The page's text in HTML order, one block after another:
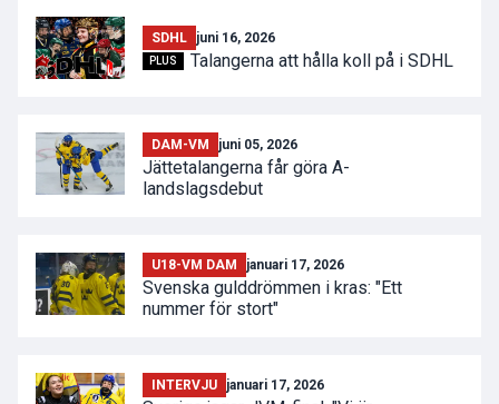
SDHL juni 16, 2026
PLUS Talangerna att hålla koll på i SDHL
DAM-VM juni 05, 2026
Jättetalangerna får göra A-
landslagsdebut
U18-VM DAM januari 17, 2026
Svenska gulddrömmen i kras: "Ett
nummer för stort"
INTERVJU januari 17, 2026